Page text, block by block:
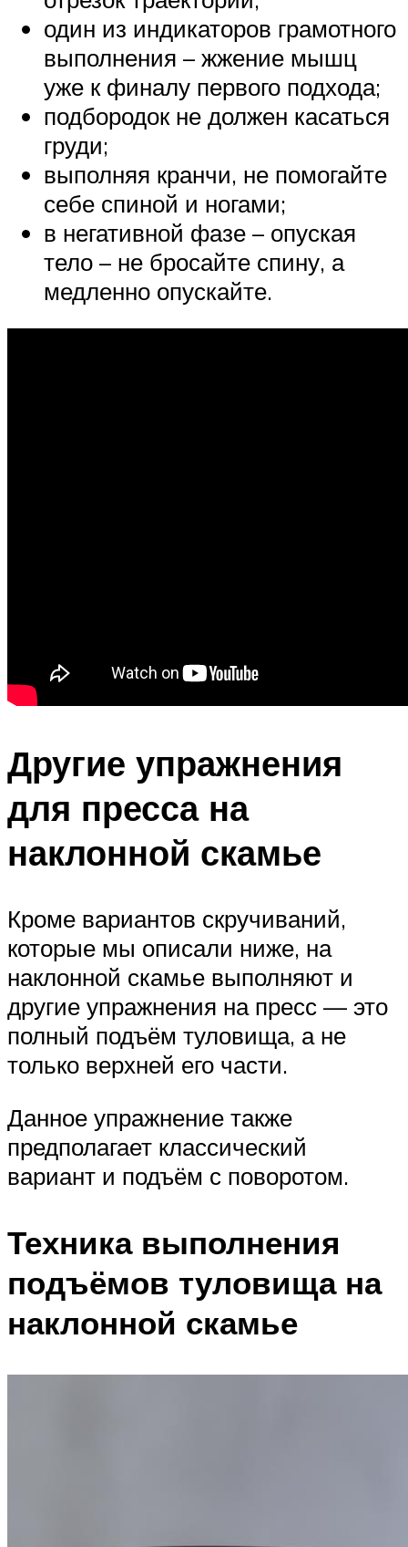
один из индикаторов грамотного
выполнения – жжение мышц
уже к финалу первого подхода;
подбородок не должен касаться
груди;
выполняя кранчи, не помогайте
себе спиной и ногами;
в негативной фазе – опуская
тело – не бросайте спину, а
медленно опускайте.
Другие упражнения
для пресса на
наклонной скамье
Кроме вариантов скручиваний,
которые мы описали ниже, на
наклонной скамье выполняют и
другие упражнения на пресс — это
полный подъём туловища, а не
только верхней его части.
Данное упражнение также
предполагает классический
вариант и подъём с поворотом.
Техника выполнения
подъёмов туловища на
наклонной скамье